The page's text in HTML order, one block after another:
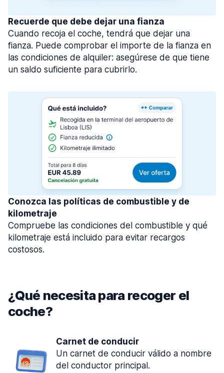
Recuerde que debe dejar una fianza
Cuando recoja el coche, tendrá que dejar una
fianza. Puede comprobar el importe de la fianza en
las condiciones de alquiler: asegúrese de que tiene
un saldo suficiente para cubrirlo.
Conozca las políticas de combustible y de
kilometraje
Compruebe las condiciones del combustible y qué
kilometraje está incluido para evitar recargos
costosos.
¿Qué necesita para recoger el
coche?
Carnet de conducir
Un carnet de conducir válido a nombre
del conductor principal.